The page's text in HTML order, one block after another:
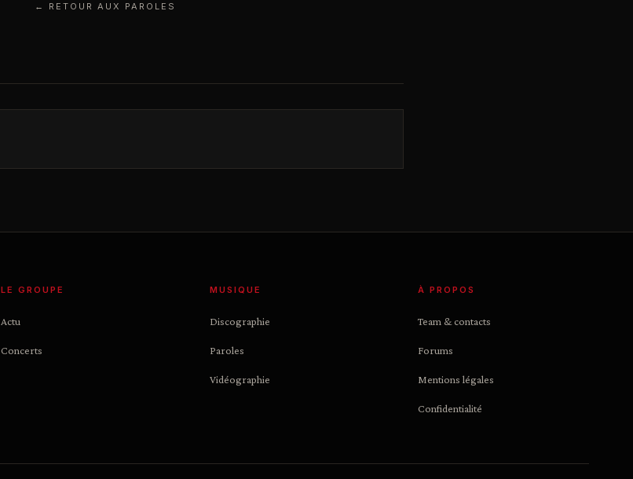
← RETOUR AUX PAROLES
LE GROUPE
Actu
Concerts
MUSIQUE
Discographie
Paroles
Vidéographie
À PROPOS
Team & contacts
Forums
Mentions légales
Confidentialité